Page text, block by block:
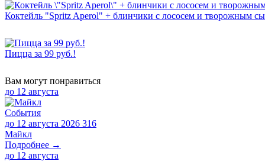
Коктейль "Spritz Aperol" + блинчики с лососем и творожным
Пицца за 99 руб.!
Вам могут понравиться
до 12 августа
События
до 12 августа 2026 316
Майкл
Подробнее →
до 12 августа